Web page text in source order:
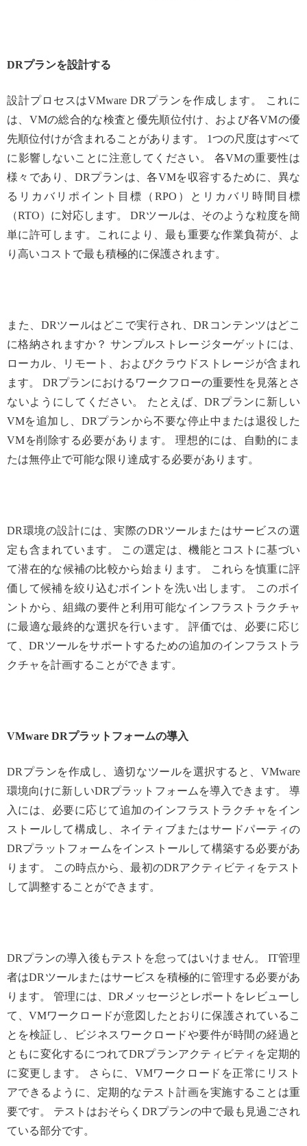
DRプランを設計する
設計プロセスはVMware DRプランを作成します。 これに
は、VMの総合的な検査と優先順位付け、および各VMの優
先順位付けが含まれることがあります。 1つの尺度はすべて
に影響しないことに注意してください。 各VMの重要性は
様々であり、DRプランは、各VMを収容するために、異な
るリカバリポイント目標（RPO）とリカバリ時間目標
（RTO）に対応します。 DRツールは、そのような粒度を簡
単に許可します。これにより、最も重要な作業負荷が、よ
り高いコストで最も積極的に保護されます。
また、DRツールはどこで実行され、DRコンテンツはどこ
に格納されますか？ サンプルストレージターゲットには、
ローカル、リモート、およびクラウドストレージが含まれ
ます。 DRプランにおけるワークフローの重要性を見落とさ
ないようにしてください。 たとえば、DRプランに新しい
VMを追加し、DRプランから不要な停止中または退役した
VMを削除する必要があります。 理想的には、自動的にま
たは無停止で可能な限り達成する必要があります。
DR環境の設計には、実際のDRツールまたはサービスの選
定も含まれています。 この選定は、機能とコストに基づい
て潜在的な候補の比較から始まります。 これらを慎重に評
価して候補を絞り込むポイントを洗い出します。 このポイ
ントから、組織の要件と利用可能なインフラストラクチャ
に最適な最終的な選択を行います。 評価では、必要に応じ
て、DRツールをサポートするための追加のインフラストラ
クチャを計画することができます。
VMware DRプラットフォームの導入
DRプランを作成し、適切なツールを選択すると、VMware
環境向けに新しいDRプラットフォームを導入できます。 導
入には、必要に応じて追加のインフラストラクチャをイン
ストールして構成し、ネイティブまたはサードパーティの
DRプラットフォームをインストールして構築する必要があ
ります。 この時点から、最初のDRアクティビティをテスト
して調整することができます。
DRプランの導入後もテストを怠ってはいけません。 IT管理
者はDRツールまたはサービスを積極的に管理する必要があ
ります。 管理には、DRメッセージとレポートをレビューし
て、VMワークロードが意図したとおりに保護されているこ
とを検証し、ビジネスワークロードや要件が時間の経過と
ともに変化するにつれてDRプランアクティビティを定期的
に変更します。 さらに、VMワークロードを正常にリスト
アできるように、定期的なテスト計画を実施することは重
要です。 テストはおそらくDRプランの中で最も見過ごされ
ている部分です。